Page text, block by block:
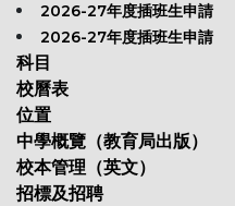
2026-27年度插班生申請
2026-27年度插班生申請
科目
校曆表
位置
中學概覽（教育局出版）
校本管理（英文）
招標及招聘